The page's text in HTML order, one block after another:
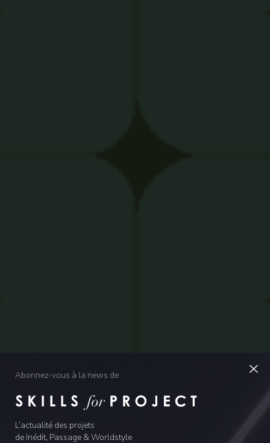
Abonnez-vous à la news de
L’actualité des projets
de Inédit, Passage & Worldstyle